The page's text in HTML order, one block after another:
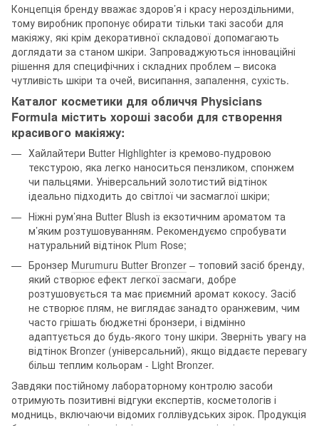
Концепція бренду вважає здоров’я і красу нероздільними,
тому виробник пропонує обирати тільки такі засоби для
макіяжу, які крім декоративної складової допомагають
доглядати за станом шкіри. Запроваджуються інноваційні
рішення для специфічних і складних проблем – висока
чутливість шкіри та очей, висипання, запалення, сухість.
Каталог косметики для обличчя Physicians
Formula містить хороші засоби для створення
красивого макіяжу:
Хайлайтери Butter Highlighter із кремово-пудровою
текстурою, яка легко наноситься пензликом, спонжем
чи пальцями. Універсальний золотистий відтінок
ідеально підходить до світлої чи засмаглої шкіри;
Ніжні рум’яна Butter Blush із екзотичним ароматом та
м’яким розтушовуванням. Рекомендуємо спробувати
натуральний відтінок Plum Rose;
Бронзер Murumuru Butter Bronzer – топовий засіб бренду,
який створює ефект легкої засмаги, добре
розтушовується та має приємний аромат кокосу. Засіб
не створює плям, не виглядає занадто оранжевим, чим
часто грішать бюджетні бронзери, і відмінно
адаптується до будь-якого тону шкіри. Зверніть увагу на
відтінок Bronzer (універсальний), якщо віддаєте перевагу
більш теплим кольорам - Light Bronzer.
Завдяки постійному лабораторному контролю засоби
отримують позитивні відгуки експертів, косметологів і
модниць, включаючи відомих голлівудських зірок. Продукція